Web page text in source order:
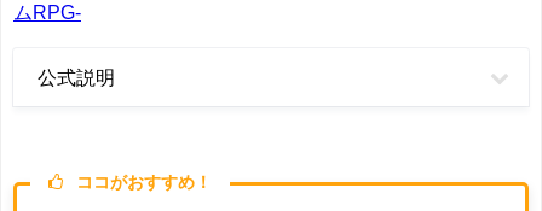
ムRPG-
公式説明
ココがおすすめ！